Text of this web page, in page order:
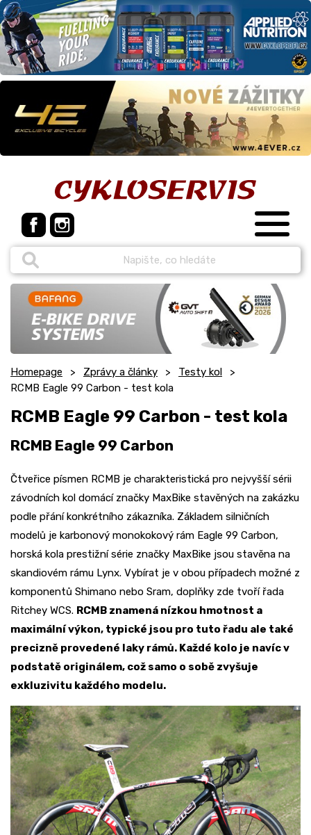
Homepage Zprávy a články
Testy kol
RCMB Eagle 99 Carbon - test kola
RCMB Eagle 99 Carbon - test kola
RCMB Eagle 99 Carbon
Čtveřice písmen RCMB je charakteristická pro nejvyšší sérii
závodních kol domácí značky MaxBike stavěných na zakázku
podle přání konkrétního zákazníka. Základem silničních
modelů je karbonový monokokový rám Eagle 99 Carbon,
horská kola prestižní série značky MaxBike jsou stavěna na
skandiovém rámu Lynx. Vybírat je v obou případech možné z
komponentů Shimano nebo Sram, doplňky zde tvoří řada
Ritchey WCS. RCMB znamená nízkou hmotnost a
maximální výkon, typické jsou pro tuto řadu ale také
precizně provedené laky rámů. Každé kolo je navíc v
podstatě originálem, což samo o sobě zvyšuje
exkluzivitu každého modelu.